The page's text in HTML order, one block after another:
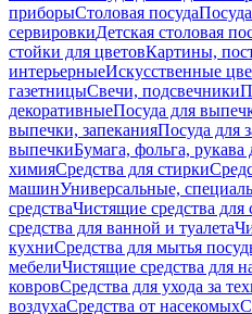
приборыСтоловая посуда
сервировкиДетская столовая
стойки для цветовКартины,
интерьерныеИскусственные
газетницыСвечи, подсвечники
декоративныеПосуда для
выпечки, запеканияПосуда для
выпечкиБумага, фольга, рукава
химияСредства для стирки
машинУниверсальные,
средстваЧистящие средства для
средства для ванной и туалета
кухниСредства для мытья
мебелиЧистящие средства для
ковровСредства для ухода за
воздухаСредства от насекомых